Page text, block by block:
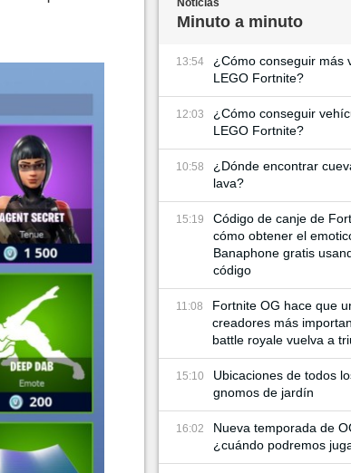
Noticias
Minuto a minuto
13:54
¿Cómo conseguir más
LEGO Fortnite?
12:03
¿Cómo conseguir
LEGO Fortnite?
10:58
¿Dónde encontrar
lava?
15:19
Código de canje de
cómo obtener el
Banaphone gratis
código
11:08
Fortnite OG hace que
creadores más
battle royale vuelva a
15:10
Ubicaciones de todos
gnomos de jardín
16:02
Nueva temporada de
¿cuándo podremos